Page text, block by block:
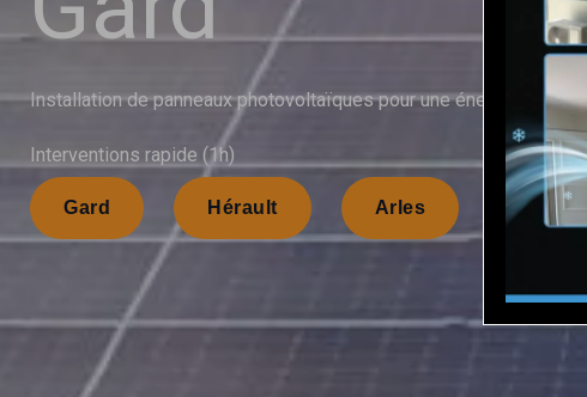
Installation de panneaux photovoltaïques pour une énergie durable
Interventions rapide (1h)
Gard Hérault Arles